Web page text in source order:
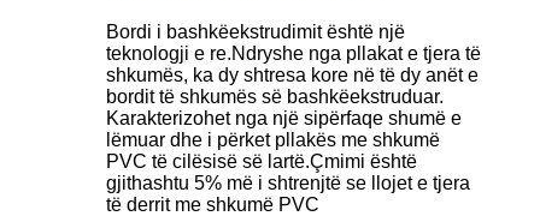
Bordi i bashkëekstrudimit është një
teknologji e re.Ndryshe nga pllakat e tjera të
shkumës, ka dy shtresa kore në të dy anët e
bordit të shkumës së bashkëekstruduar.
Karakterizohet nga një sipërfaqe shumë e
lëmuar dhe i përket pllakës me shkumë
PVC të cilësisë së lartë.Çmimi është
gjithashtu 5% më i shtrenjtë se llojet e tjera
të derrit me shkumë PVC